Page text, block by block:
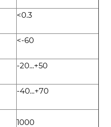
<0.3
<-60
-20...+50
-40...+70
1000